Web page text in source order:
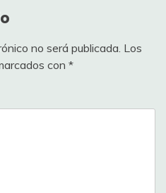
no será publicada. Los
con *